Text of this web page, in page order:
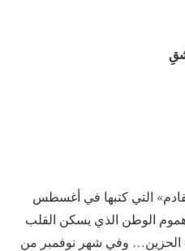
التي كتبها في أغسطس
هموم الوطن الذي يسكن القلب
الحزين… وفي شهر نوفمبر من